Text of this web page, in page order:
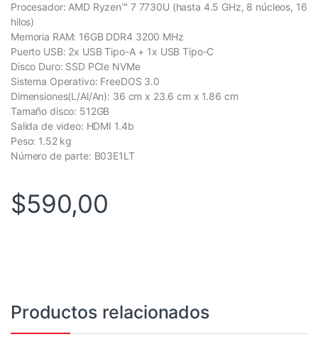
Procesador: AMD Ryzen™ 7 7730U (hasta 4.5 GHz, 8 núcleos, 16
hilos)
Memoria RAM: 16GB DDR4 3200 MHz
Puerto USB: 2x USB Tipo-A + 1x USB Tipo-C
Disco Duro: SSD PCIe NVMe
Sistema Operativo: FreeDOS 3.0
Dimensiones(L/Al/An): 36 cm x 23.6 cm x 1.86 cm
Tamaño disco: 512GB
Salida de video: HDMI 1.4b
Peso: 1.52 kg
Número de parte: B03E1LT
$590,00
Productos relacionados